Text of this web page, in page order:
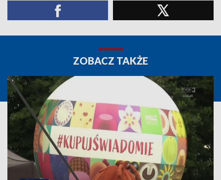
ZOBACZ TAKŻE